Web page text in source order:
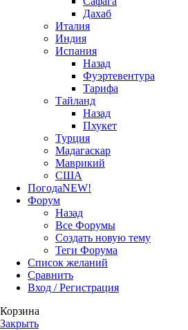
Дахаб
Италия
Индия
Испания
Назад
Фуэртевентура
Тарифа
Тайланд
Назад
Пхукет
Турция
Мадагаскар
Маврикий
США
ПогодаNEW!
Форум
Назад
Все Форумы
Создать новую тему
Теги Форума
Список желаний
Сравнить
Вход / Регистрация
Корзина
Закрыть